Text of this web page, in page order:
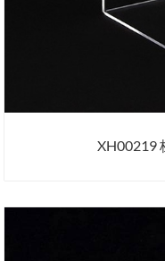
XH00219